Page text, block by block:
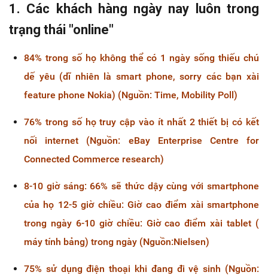
1. Các khách hàng ngày nay luôn trong
trạng thái "online"
84% trong số họ không thể có 1 ngày sống thiếu chú
dế yêu (dĩ nhiên là smart phone, sorry các bạn xài
feature phone Nokia) (Nguồn: Time, Mobility Poll)
76% trong số họ truy cập vào ít nhất 2 thiết bị có kết
nối internet (Nguồn: eBay Enterprise Centre for
Connected Commerce research)
8-10 giờ sáng: 66% sẽ thức dậy cùng với smartphone
của họ 12-5 giờ chiều: Giờ cao điểm xài smartphone
trong ngày 6-10 giờ chiều: Giờ cao điểm xài tablet (
máy tính bảng) trong ngày (Nguồn:Nielsen)
75% sử dụng điện thoại khi đang đi vệ sinh (Nguồn: